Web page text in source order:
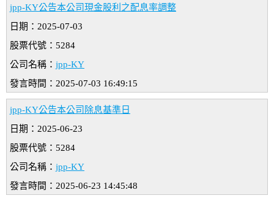
jpp-KY公告本公司現金股利之配息率調整
日期：2025-07-03
股票代號：5284
公司名稱： jpp-KY
發言時間：2025-07-03 16:49:15
jpp-KY公告本公司除息基準日
日期：2025-06-23
股票代號：5284
公司名稱： jpp-KY
發言時間：2025-06-23 14:45:48